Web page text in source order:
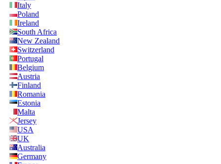
Italy
Poland
Ireland
South Africa
New Zealand
Switzerland
Portugal
Belgium
Austria
Finland
Romania
Estonia
Malta
Jersey
USA
UK
Australia
Germany